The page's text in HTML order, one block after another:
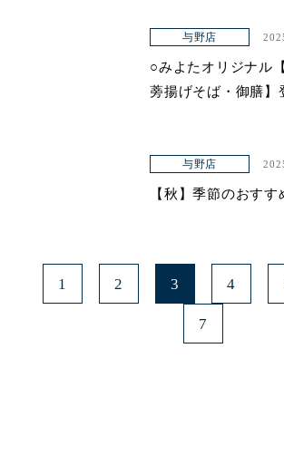
与野店
○みよたオリジナル
蒡揚げそば・御膳】
与野店
【秋】季節のおすす
1 2 3 4
7